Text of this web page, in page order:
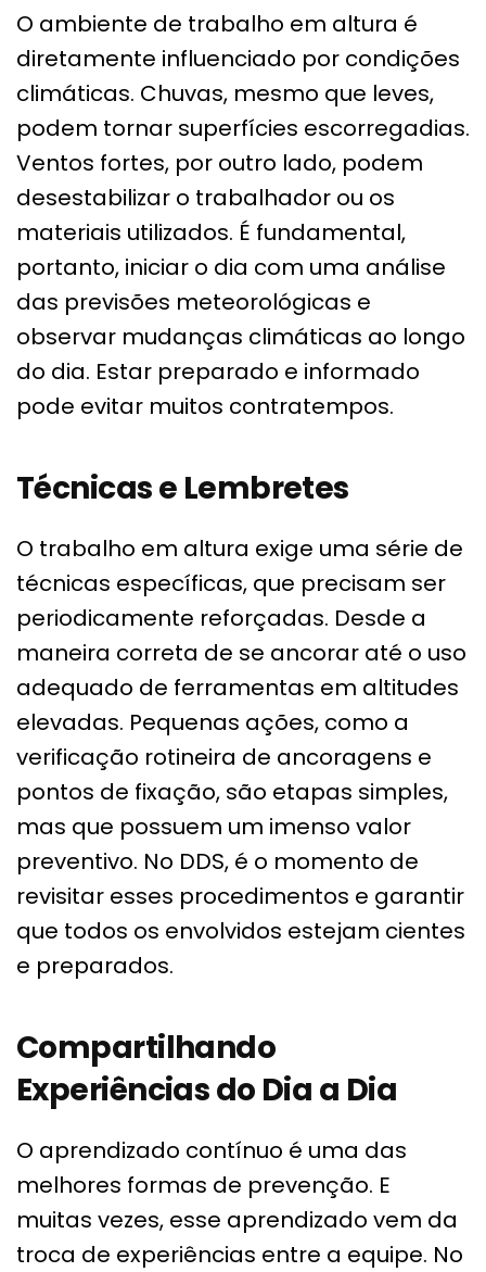
O ambiente de trabalho em altura é
diretamente influenciado por condições
climáticas. Chuvas, mesmo que leves,
podem tornar superfícies escorregadias.
Ventos fortes, por outro lado, podem
desestabilizar o trabalhador ou os
materiais utilizados. É fundamental,
portanto, iniciar o dia com uma análise
das previsões meteorológicas e
observar mudanças climáticas ao longo
do dia. Estar preparado e informado
pode evitar muitos contratempos.
Técnicas e Lembretes
O trabalho em altura exige uma série de
técnicas específicas, que precisam ser
periodicamente reforçadas. Desde a
maneira correta de se ancorar até o uso
adequado de ferramentas em altitudes
elevadas. Pequenas ações, como a
verificação rotineira de ancoragens e
pontos de fixação, são etapas simples,
mas que possuem um imenso valor
preventivo. No DDS, é o momento de
revisitar esses procedimentos e garantir
que todos os envolvidos estejam cientes
e preparados.
Compartilhando
Experiências do Dia a Dia
O aprendizado contínuo é uma das
melhores formas de prevenção. E
muitas vezes, esse aprendizado vem da
troca de experiências entre a equipe. No